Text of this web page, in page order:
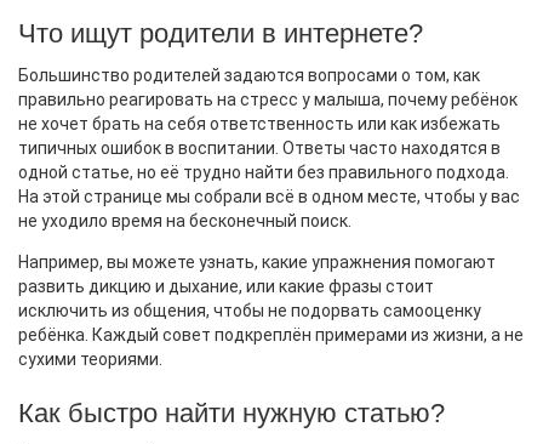
Что ищут родители в интернете?
Большинство родителей задаются вопросами о том, как
правильно реагировать на стресс у малыша, почему ребёнок
не хочет брать на себя ответственность или как избежать
типичных ошибок в воспитании. Ответы часто находятся в
одной статье, но её трудно найти без правильного подхода.
На этой странице мы собрали всё в одном месте, чтобы у вас
не уходило время на бесконечный поиск.
Например, вы можете узнать, какие упражнения помогают
развить дикцию и дыхание, или какие фразы стоит
исключить из общения, чтобы не подорвать самооценку
ребёнка. Каждый совет подкреплён примерами из жизни, а не
сухими теориями.
Как быстро найти нужную статью?